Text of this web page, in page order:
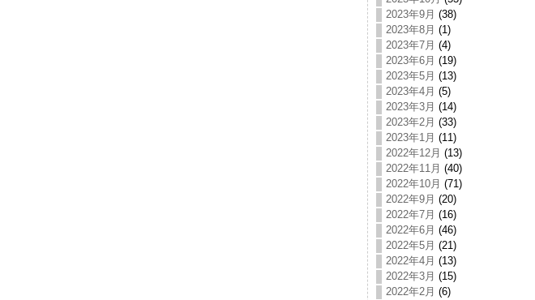
2023年9月 (38)
2023年8月 (1)
2023年7月 (4)
2023年6月 (19)
2023年5月 (13)
2023年4月 (5)
2023年3月 (14)
2023年2月 (33)
2023年1月 (11)
2022年12月 (13)
2022年11月 (40)
2022年10月 (71)
2022年9月 (20)
2022年7月 (16)
2022年6月 (46)
2022年5月 (21)
2022年4月 (13)
2022年3月 (15)
2022年2月 (6)